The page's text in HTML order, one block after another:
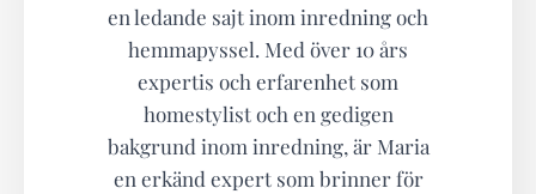
en ledande sajt inom inredning och
hemmapyssel. Med över 10 års
expertis och erfarenhet som
homestylist och en gedigen
bakgrund inom inredning, är Maria
en erkänd expert som brinner för